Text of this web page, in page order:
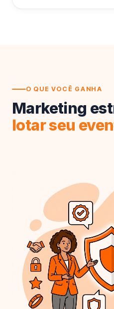
O QUE VOCÊ GANHA
Marketing
lotar seu